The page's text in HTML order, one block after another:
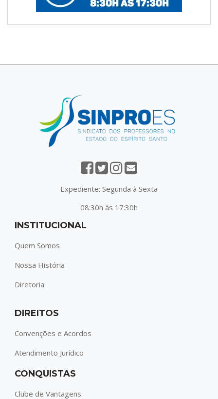
Expediente: Segunda à Sexta
08:30h às 17:30h
INSTITUCIONAL
Quem Somos
Nossa História
Diretoria
DIREITOS
Convenções e Acordos
Atendimento Jurídico
CONQUISTAS
Clube de Vantagens